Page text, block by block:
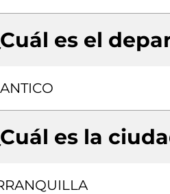
es el
es la